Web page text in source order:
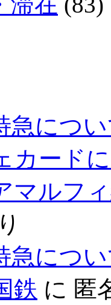
急につ
カード
マルフ
急につ
鉄 に 匿